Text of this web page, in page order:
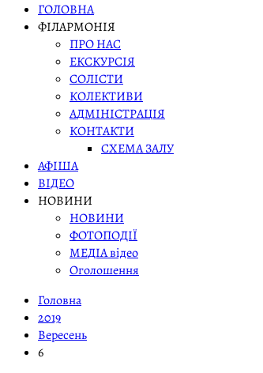
ГОЛОВНА
ФІЛАРМОНІЯ
ПРО НАС
ЕКСКУРСІЯ
СОЛІСТИ
КОЛЕКТИВИ
АДМІНІСТРАЦІЯ
КОНТАКТИ
СХЕМА ЗАЛУ
АФІША
ВІДЕО
НОВИНИ
НОВИНИ
ФОТОПОДІЇ
МЕДІА відео
Оголошення
Головна
2019
Вересень
6